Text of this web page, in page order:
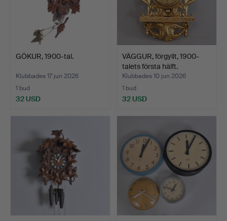
GÖKUR, 1900-tal.
Klubbades 17 jun 2026
1 bud
32 USD
VÄGGUR, förgyllt, 1900-
talets första hälft.
Klubbades 10 jun 2026
1 bud
32 USD